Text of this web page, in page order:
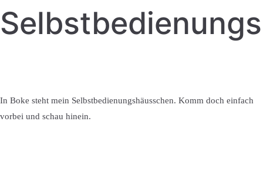
In Boke steht mein Selbstbedienungshäusschen. Komm doch einfach
vorbei und schau hinein.